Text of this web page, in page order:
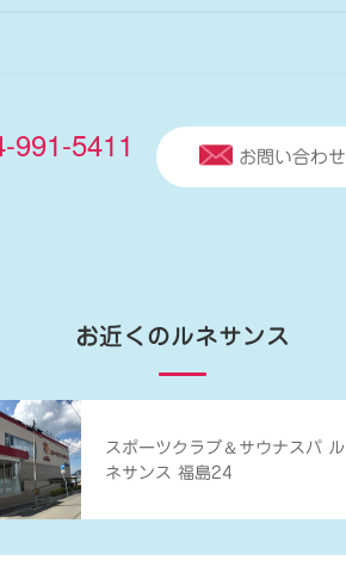
991-5411 お問い合わせ
お近くのルネサンス
スポーツクラブ ＆ サウナスパ ル
ネサンス 福島24